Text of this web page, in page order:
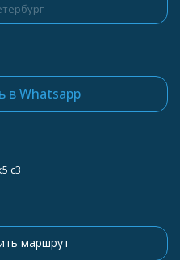
в Whatsapp
с3
маршрут